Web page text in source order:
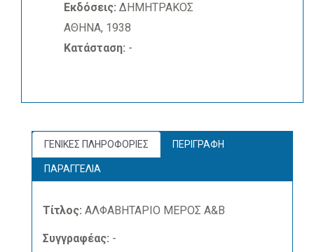
Εκδόσεις: ΔΗΜΗΤΡΑΚΟΣ
ΑΘΗΝΑ, 1938
Κατάσταση: -
ΓΕΝΙΚΕΣ ΠΛΗΡΟΦΟΡΙΕΣ ΠΕΡΙΓΡΑΦΗ
ΠΑΡΑΓΓΕΛΙΑ
Τίτλος: ΑΛΦΑΒΗΤΑΡΙΟ ΜΕΡΟΣ Α&Β
Συγγραφέας: -